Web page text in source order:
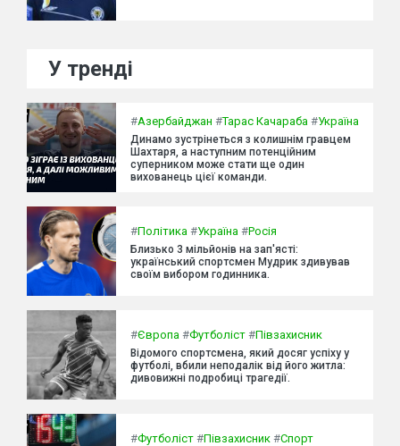
У тренді
#Азербайджан #Тарас Качараба #Україна
Динамо зустрінеться з колишнім гравцем
Шахтаря, а наступним потенційним
суперником може стати ще один
вихованець цієї команди.
#Політика #Україна #Росія
Близько 3 мільйонів на зап'ясті:
український спортсмен Мудрик здивував
своїм вибором годинника.
#Європа #Футболіст #Півзахисник
Відомого спортсмена, який досяг успіху у
футболі, вбили неподалік від його житла:
дивовижні подробиці трагедії.
#Футболіст #Півзахисник #Спорт